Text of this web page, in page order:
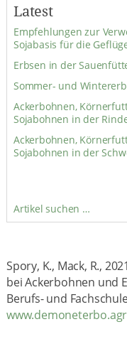
Latest
Empfehlungen zur
Sojabasis für die
Erbsen in der
Sommer- und
Ackerbohnen,
Sojabohnen in der
Ackerbohnen,
Sojabohnen in der
Artikel suchen …
Spory, K., Mack, R.,
bei Ackerbohnen und
Berufs- und